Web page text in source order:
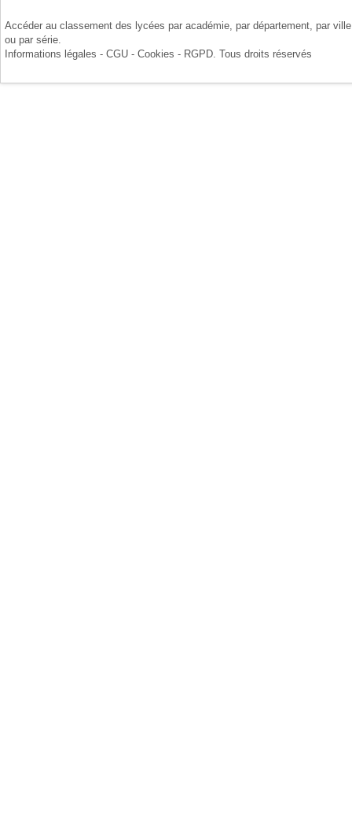
Accéder au classement des lycées par académie, par département, par ville
ou par série.
Informations légales - CGU - Cookies - RGPD. Tous droits réservés